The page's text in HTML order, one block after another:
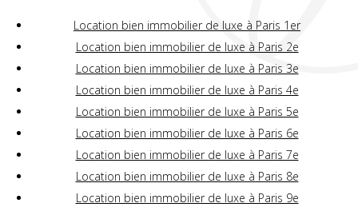
Location bien immobilier de luxe à Paris 1er
Location bien immobilier de luxe à Paris 2e
Location bien immobilier de luxe à Paris 3e
Location bien immobilier de luxe à Paris 4e
Location bien immobilier de luxe à Paris 5e
Location bien immobilier de luxe à Paris 6e
Location bien immobilier de luxe à Paris 7e
Location bien immobilier de luxe à Paris 8e
Location bien immobilier de luxe à Paris 9e